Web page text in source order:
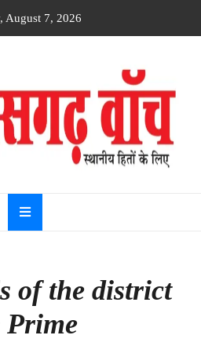
August 7, 2026
of the district
Prime